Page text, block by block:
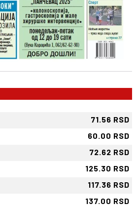
71.56 RSD
60.00 RSD
72.62 RSD
125.30 RSD
117.36 RSD
137.00 RSD